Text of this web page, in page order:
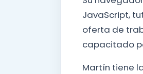
JavaScript,
oferta de
capacitado
Martín tiene